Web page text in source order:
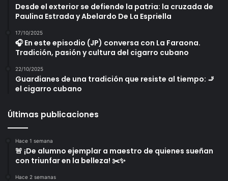
Desde el exterior se defiende la patria: la cruzada de
Paulina Estrada y Abelardo De La Espriella
17/10/2025
🎧 En este episodio (JP) conversa con La Faraona.
Tradición, pasión y cultura del cigarro cubano
22/10/2025
Guardianes de una tradición que resiste al tiempo: 🚬
el cigarro cubano
Últimas publicaciones
Hace 1 semana
🚨 ¡De alumno ejemplar a maestro de quienes sueñan
con triunfar en la belleza! ✂️✨
Hace 2 semanas